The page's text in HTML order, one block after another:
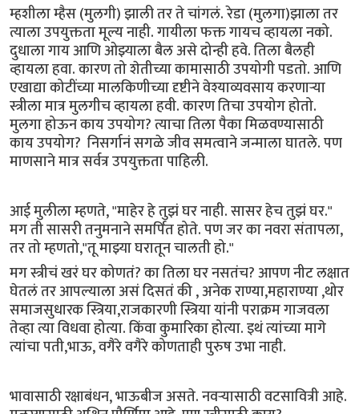
म्हशीला म्हैस (मुलगी) झाली तर ते चांगलं. रेडा (मुलगा)झाला तर
त्याला उपयुक्तता मूल्य नाही. गायीला फक्त गायच व्हायला नको.
दुधाला गाय आणि ओझ्याला बैल असे दोन्ही हवे. तिला बैलही
व्हायला हवा. कारण तो शेतीच्या कामासाठी उपयोगी पडतो. आणि
एखाद्या कोटींच्या मालकिणीच्या दृष्टीने वेश्याव्यवसाय करणाऱ्या
स्त्रीला मात्र मुलगीच व्हायला हवी. कारण तिचा उपयोग होतो.
मुलगा होऊन काय उपयोग? त्याचा तिला पैका मिळवण्यासाठी
काय उपयोग? निसर्गानं सगळे जीव समत्वाने जन्माला घातले. पण
माणसाने मात्र सर्वत्र उपयुक्तता पाहिली.
आई मुलीला म्हणते, "माहेर हे तुझं घर नाही. सासर हेच तुझं घर."
मग ती सासरी तनुमनाने समर्पित होते. पण जर का नवरा संतापला,
तर तो म्हणतो,"तू माझ्या घरातून चालती हो."
मग स्त्रीचं खरं घर कोणतं? का तिला घर नसतंच? आपण नीट लक्षात
घेतलं तर आपल्याला असं दिसतं की , अनेक राण्या,महाराण्या ,थोर
समाजसुधारक स्त्रिया,राजकारणी स्त्रिया यांनी पराक्रम गाजवला
तेव्हा त्या विधवा होत्या. किंवा कुमारिका होत्या. इथं त्यांच्या मागे
त्यांचा पती,भाऊ, वगैरे वगैरे कोणताही पुरुष उभा नाही.
भावासाठी रक्षाबंधन, भाऊबीज असते. नवऱ्यासाठी वटसावित्री आहे.